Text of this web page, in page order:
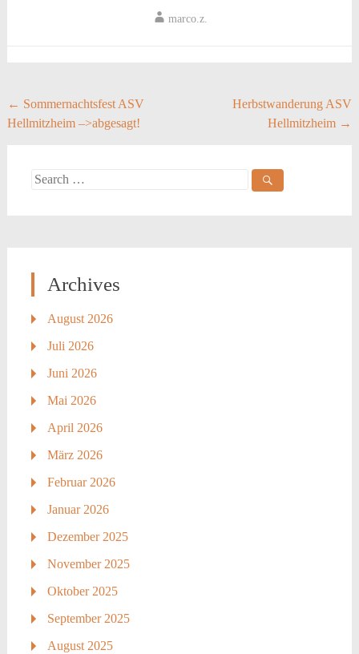
marco.z.
Post
navigation
← Sommernachtsfest ASV
Hellmitzheim –>abgesagt!
Herbstwanderung ASV
Hellmitzheim →
Search
Archives
August 2026
Juli 2026
Juni 2026
Mai 2026
April 2026
März 2026
Februar 2026
Januar 2026
Dezember 2025
November 2025
Oktober 2025
September 2025
August 2025